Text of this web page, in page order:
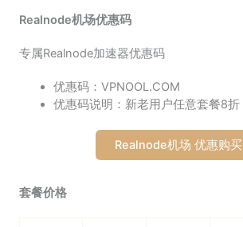
Realnode机场优惠码
专属Realnode加速器优惠码
优惠码：VPNOOL.COM
优惠码说明：新老用户任意套餐8折
Realnode机场 优惠购买
套餐价格